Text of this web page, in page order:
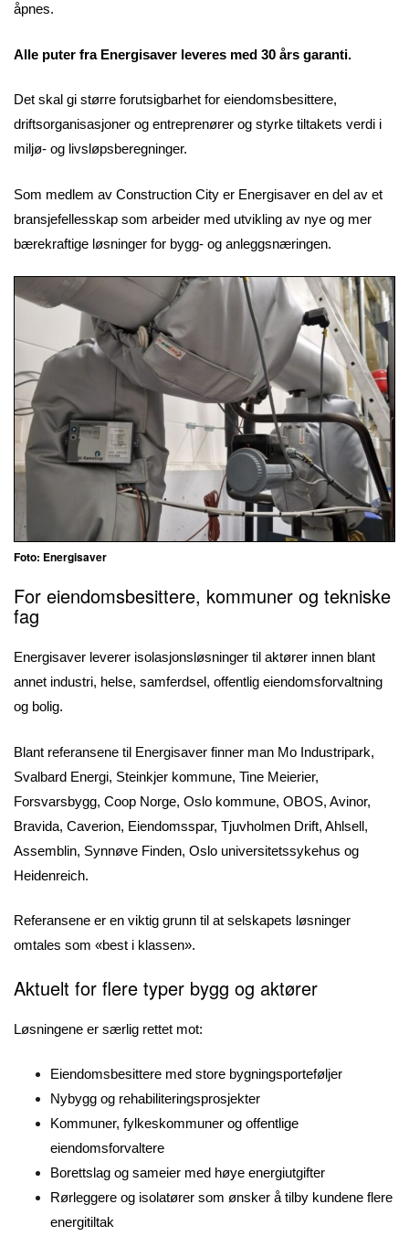
åpnes.
Alle puter fra Energisaver leveres med 30 års garanti.
Det skal gi større forutsigbarhet for eiendomsbesittere,
driftsorganisasjoner og entreprenører og styrke tiltakets verdi i
miljø- og livsløpsberegninger.
Som medlem av Construction City er Energisaver en del av et
bransjefellesskap som arbeider med utvikling av nye og mer
bærekraftige løsninger for bygg- og anleggsnæringen.
Foto: Energisaver
For eiendomsbesittere, kommuner og tekniske
fag
Energisaver leverer isolasjonsløsninger til aktører innen blant
annet industri, helse, samferdsel, offentlig eiendomsforvaltning
og bolig.
Blant referansene til Energisaver finner man Mo Industripark,
Svalbard Energi, Steinkjer kommune, Tine Meierier,
Forsvarsbygg, Coop Norge, Oslo kommune, OBOS, Avinor,
Bravida, Caverion, Eiendomsspar, Tjuvholmen Drift, Ahlsell,
Assemblin, Synnøve Finden, Oslo universitetssykehus og
Heidenreich.
Referansene er en viktig grunn til at selskapets løsninger
omtales som «best i klassen».
Aktuelt for flere typer bygg og aktører
Løsningene er særlig rettet mot:
Eiendomsbesittere med store bygningsporteføljer
Nybygg og rehabiliteringsprosjekter
Kommuner, fylkeskommuner og offentlige
eiendomsforvaltere
Borettslag og sameier med høye energiutgifter
Rørleggere og isolatører som ønsker å tilby kundene flere
energitiltak